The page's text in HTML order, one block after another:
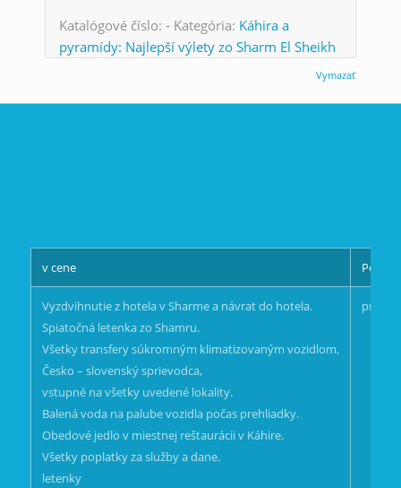
Vymazať
Katalógové číslo: - Kategória: Káhira a
pyramídy: Najlepší výlety zo Sharm El Sheikh
v cene
Vyzdvihnutie z hotela v Sharme a návrat do hotela.
Spiatočná letenka zo Shamru.
Všetky transfery súkromným klimatizovaným vozidlom,
Česko – slovenský sprievodca,
vstupné na všetky uvedené lokality.
Balená voda na palube vozidla počas prehliadky.
Obedové jedlo v miestnej reštaurácii v Káhire.
Všetky poplatky za služby a dane.
letenky